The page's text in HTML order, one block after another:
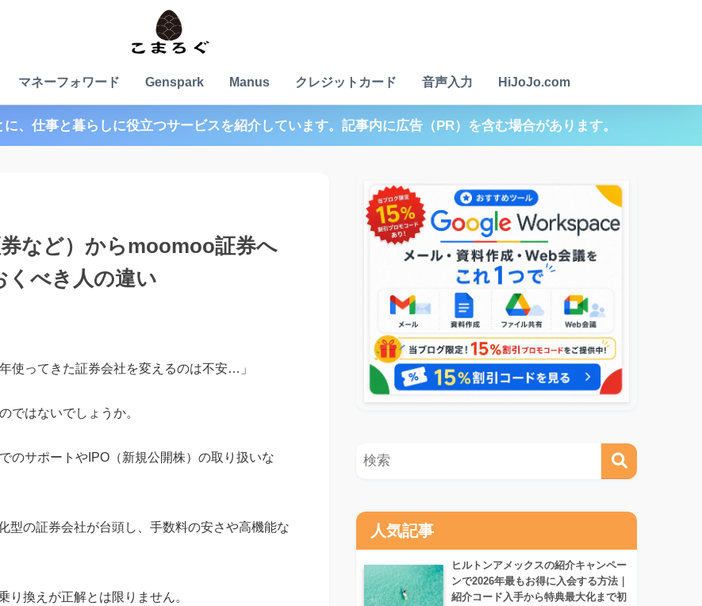
マネーフォワード Genspark Manus クレジットカード 音声入力 HiJoJo.com
、仕事と暮らしに役立つサービスを紹介しています。記事内に広告（PR）を含む場合があります。
など）からmoomoo証券へ
くべき人の違い
使ってきた証券会社を変えるのは不安…」
ではないでしょうか。
のサポートやIPO（新規公開株）の取り扱いな
型の証券会社が台頭し、手数料の安さや高機能な
り換えが正解とは限りません。
人気記事
ヒルトンアメックスの紹介キャンペー
ンで2026年最もお得に入会する方法｜
紹介コード入手から特典最大化まで初